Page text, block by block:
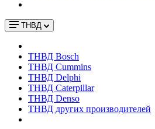
ТНВД
ТНВД Bosch
ТНВД Cummins
ТНВД Delphi
ТНВД Caterpillar
ТНВД Denso
ТНВД других производителей